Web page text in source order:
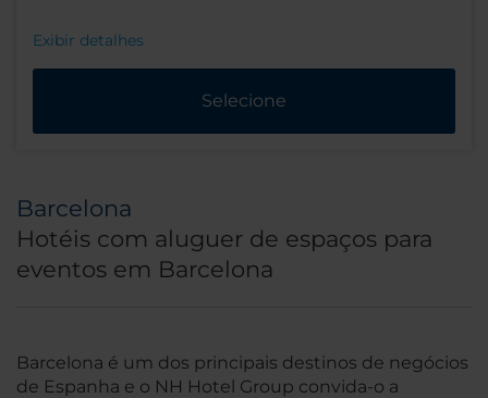
Exibir detalhes
Selecione
Barcelona
Hotéis com aluguer de espaços para
eventos em Barcelona
Barcelona é um dos principais destinos de negócios
de Espanha e o NH Hotel Group convida-o a